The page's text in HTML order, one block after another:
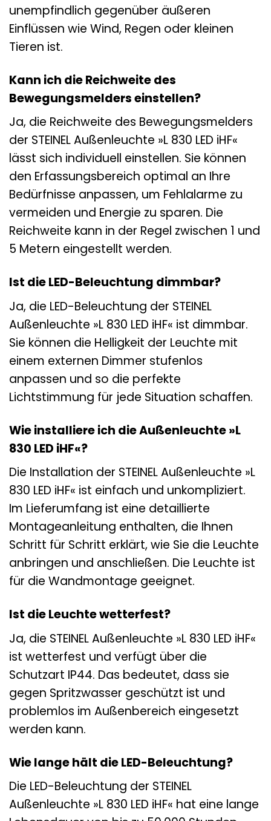
unempfindlich gegenüber äußeren
Einflüssen wie Wind, Regen oder kleinen
Tieren ist.
Kann ich die Reichweite des
Bewegungsmelders einstellen?
Ja, die Reichweite des Bewegungsmelders
der STEINEL Außenleuchte »L 830 LED iHF«
lässt sich individuell einstellen. Sie können
den Erfassungsbereich optimal an Ihre
Bedürfnisse anpassen, um Fehlalarme zu
vermeiden und Energie zu sparen. Die
Reichweite kann in der Regel zwischen 1 und
5 Metern eingestellt werden.
Ist die LED-Beleuchtung dimmbar?
Ja, die LED-Beleuchtung der STEINEL
Außenleuchte »L 830 LED iHF« ist dimmbar.
Sie können die Helligkeit der Leuchte mit
einem externen Dimmer stufenlos
anpassen und so die perfekte
Lichtstimmung für jede Situation schaffen.
Wie installiere ich die Außenleuchte »L
830 LED iHF«?
Die Installation der STEINEL Außenleuchte »L
830 LED iHF« ist einfach und unkompliziert.
Im Lieferumfang ist eine detaillierte
Montageanleitung enthalten, die Ihnen
Schritt für Schritt erklärt, wie Sie die Leuchte
anbringen und anschließen. Die Leuchte ist
für die Wandmontage geeignet.
Ist die Leuchte wetterfest?
Ja, die STEINEL Außenleuchte »L 830 LED iHF«
ist wetterfest und verfügt über die
Schutzart IP44. Das bedeutet, dass sie
gegen Spritzwasser geschützt ist und
problemlos im Außenbereich eingesetzt
werden kann.
Wie lange hält die LED-Beleuchtung?
Die LED-Beleuchtung der STEINEL
Außenleuchte »L 830 LED iHF« hat eine lange